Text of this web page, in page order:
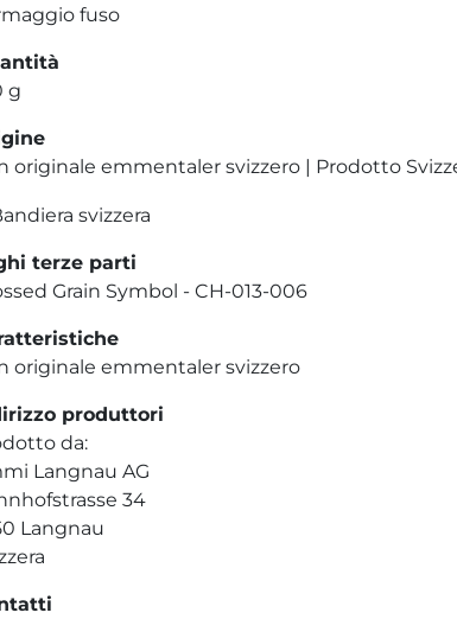
fuso
g
originale emmentaler svizzero | Prodotto
terze parti
Grain Symbol - CH-013-006
originale emmentaler svizzero
produttori
da:
Langnau AG
34
Langnau